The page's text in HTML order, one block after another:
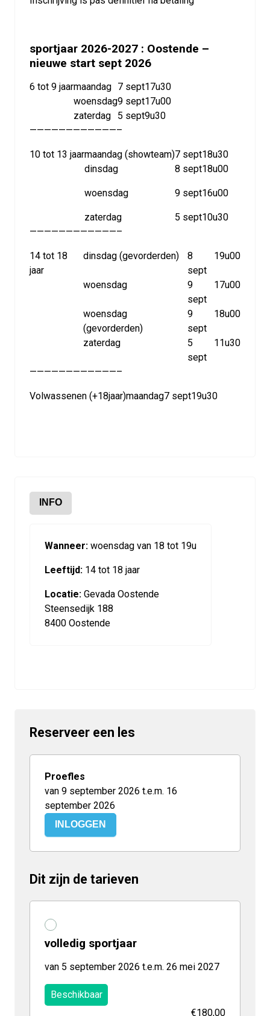
sportjaar 2026-2027 : Oostende –
nieuwe start sept 2026
6 tot 9 jaarmaandag 7 sept17u30
woensdag9 sept17u00
zaterdag
5 sept9u30
————————————–
10 tot 13 jaarmaandag (showteam)7 sept18u30
dinsdag
woensdag
8 sept
9 sept
18u00
16u00
zaterdag 5 sept10u30
————————————–
14 tot 18
jaar
dinsdag (gevorderden)
8
sept
19u00
woensdag
9
sept
17u00
woensdag
(gevorderden)
9
sept
18u00
zaterdag
5
sept
11u30
————————————–
Volwassenen (+18jaar)maandag7 sept19u30
INFO
Wanneer: woensdag van 18 tot 19u
Leeftijd: 14 tot 18 jaar
Locatie: Gevada Oostende
Steensedijk 188
8400 Oostende
Reserveer een les
Proefles
van 9 september 2026 t.e.m. 16
september 2026
INLOGGEN
Dit zijn de tarieven
volledig sportjaar
van 5 september 2026 t.e.m. 26 mei 2027
Beschikbaar
€180,00